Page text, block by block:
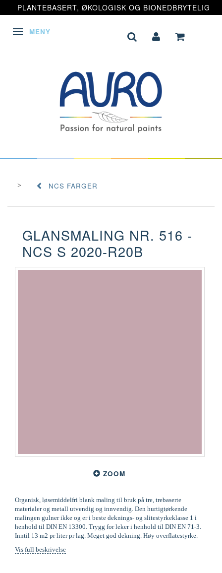
PLANTEBASERT, ØKOLOGISK OG BIONEDBRYTELIG
VEKSLE NAVIGASJON
MENY
NCS FARGER
GLANSMALING NR. 516 -
NCS S 2020-R20B
ZOOM
Organisk, løsemiddelfri blank maling til bruk på tre, trebaserte
materialer og metall utvendig og innvendig. Den hurtigtørkende
malingen gulner ikke og er i beste deknings- og slitestyrkeklasse 1 i
henhold til DIN EN 13300. Trygg for leker i henhold til DIN EN 71-3.
Inntil 13 m2 pr liter pr lag. Meget god dekning. Høy overflatestyrke.
Vis full beskrivelse